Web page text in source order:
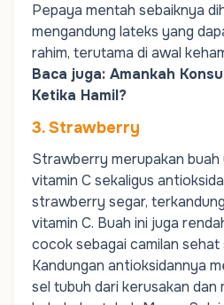
Pepaya mentah sebaiknya
mengandung lateks yang
rahim, terutama di awal
Baca juga: Amankah
Ketika Hamil?
3. Strawberry
Strawberry merupakan buah
vitamin C sekaligus
strawberry segar,
vitamin C. Buah ini juga
cocok sebagai camilan sehat
Kandungan antioksidannya
sel tubuh dari kerusakan dan